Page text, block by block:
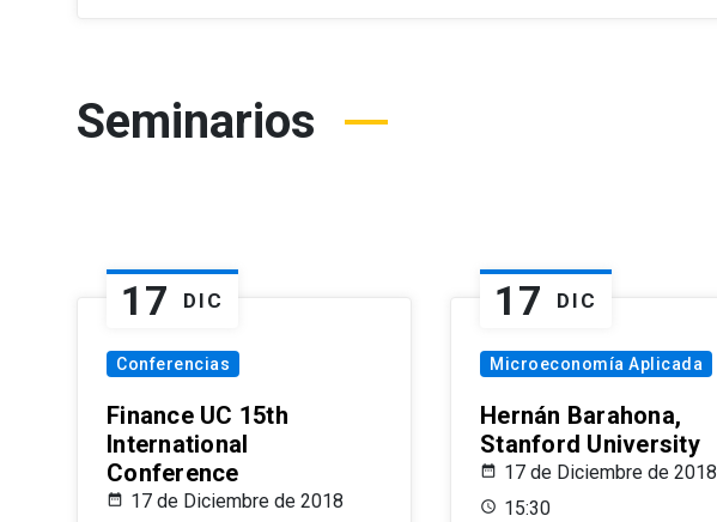
Seminarios
17 DIC
Conferencias
Finance UC 15th
International
Conference
17 de Diciembre de 2018
17 DIC
Microeconomía Aplicada
Hernán Barahona,
Stanford University
17 de Diciembre de 2018
15:30